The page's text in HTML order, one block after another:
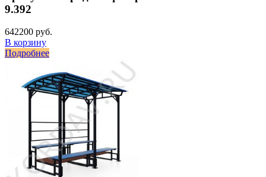
9.392
642200 руб.
В корзину
Подробнее